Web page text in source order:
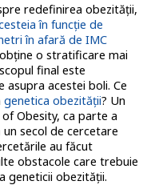
redefinirea obezității,
în funcție de
în afară de IMC
o stratificare mai
final este
acestei boli. Ce
genetica obezității? Un
Obesity, ca parte a
secol de cercetare
au făcut
obstacole care trebuie
geneticii obezității.